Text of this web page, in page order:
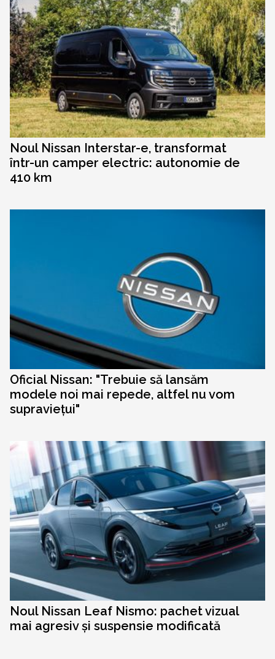
Noul Nissan Interstar-e, transformat
într-un camper electric: autonomie de
410 km
Oficial Nissan: "Trebuie să lansăm
modele noi mai repede, altfel nu vom
supraviețui"
Noul Nissan Leaf Nismo: pachet vizual
mai agresiv și suspensie modificată